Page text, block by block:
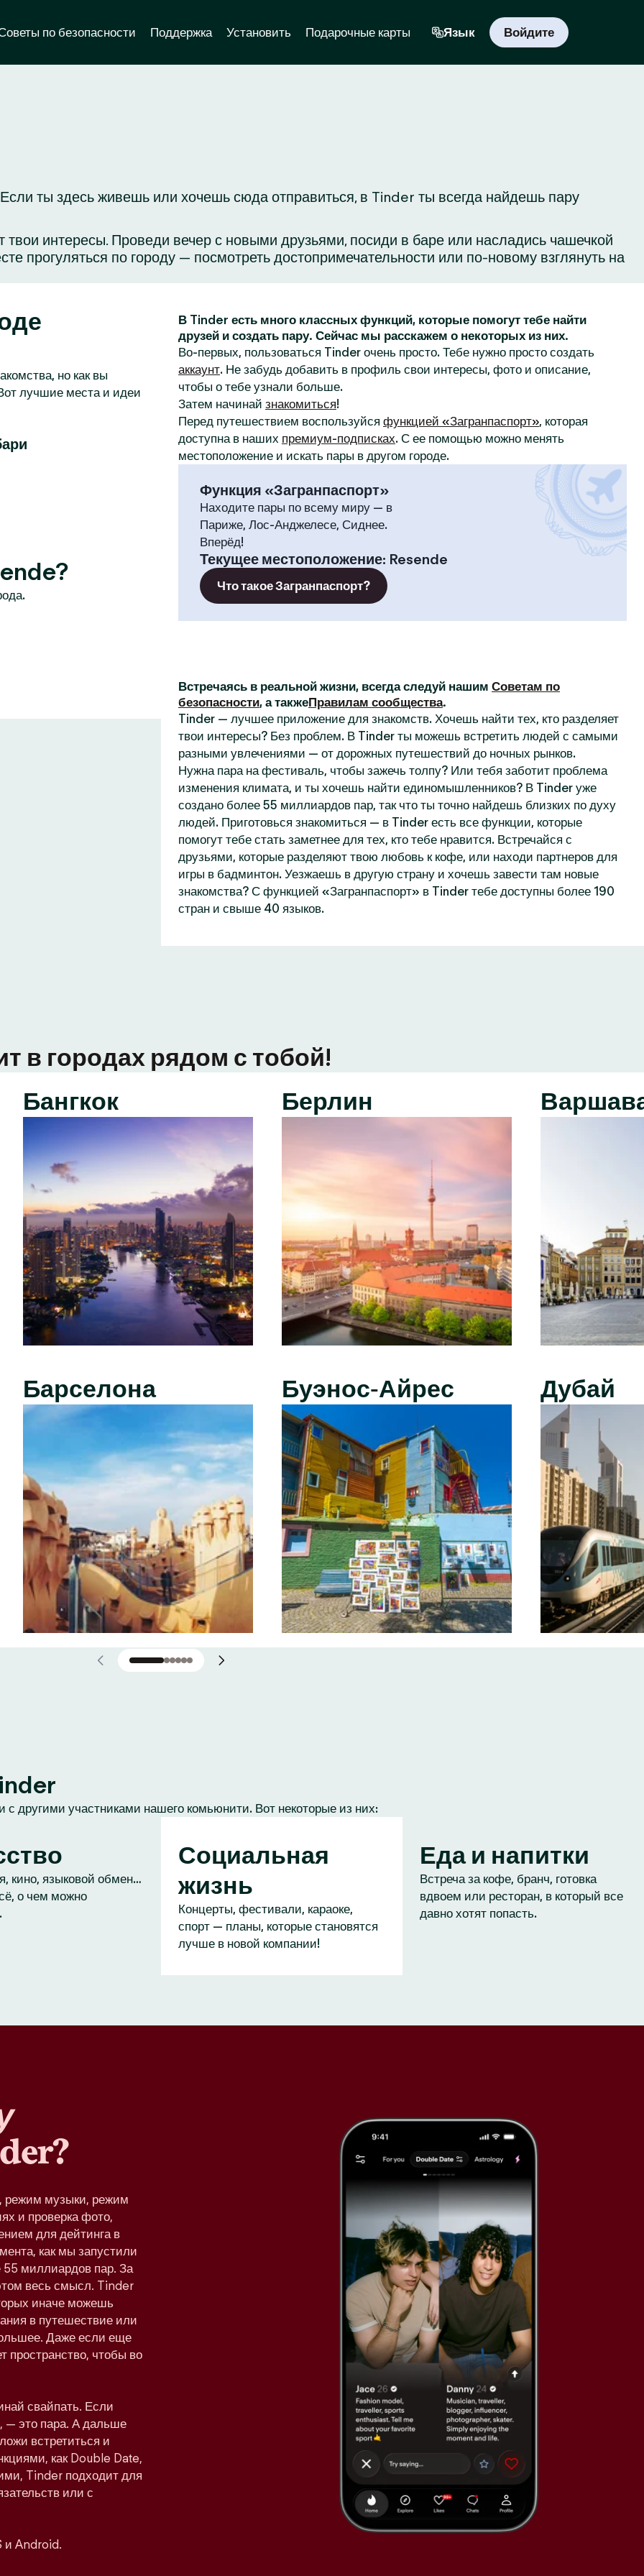
по безопасности Поддержка Установить Подарочные карты Язык Войдите
ты здесь живешь или хочешь сюда отправиться, в Tinder ты всегда найдешь пару
твои интересы. Проведи вечер с новыми друзьями, посиди в баре или насладись чашечкой
прогуляться по городу — посмотреть достопримечательности или по-новому взглянуть на
но как вы
лучшие места и идеи
В Tinder есть много классных функций, которые помогут тебе найти
друзей и создать пару. Сейчас мы расскажем о некоторых из них.
Во-первых, пользоваться Tinder очень просто. Тебе нужно просто создать
аккаунт. Не забудь добавить в профиль свои интересы, фото и описание,
чтобы о тебе узнали больше.
Затем начинай знакомиться!
Перед путешествием воспользуйся функцией «Загранпаспорт», которая
доступна в наших премиум-подписках. С ее помощью можно менять
местоположение и искать пары в другом городе.
Функция «Загранпаспорт»
Находите пары по всему миру — в
Париже, Лос-Анджелесе, Сиднее.
Вперёд!
Текущее местоположение: Resende
Что такое Загранпаспорт?
Встречаясь в реальной жизни, всегда следуй нашим Советам по
безопасности, а такжеПравилам сообщества.
Tinder — лучшее приложение для знакомств. Хочешь найти тех, кто разделяет
твои интересы? Без проблем. В Tinder ты можешь встретить людей с самыми
разными увлечениями — от дорожных путешествий до ночных рынков.
Нужна пара на фестиваль, чтобы зажечь толпу? Или тебя заботит проблема
изменения климата, и ты хочешь найти единомышленников? В Tinder уже
создано более 55 миллиардов пар, так что ты точно найдешь близких по духу
людей. Приготовься знакомиться — в Tinder есть все функции, которые
помогут тебе стать заметнее для тех, кто тебе нравится. Встречайся с
друзьями, которые разделяют твою любовь к кофе, или находи партнеров для
игры в бадминтон. Уезжаешь в другую страну и хочешь завести там новые
знакомства? С функцией «Загранпаспорт» в Tinder тебе доступны более 190
стран и свыше 40 языков.
в городах рядом с тобой!
Бангкок
Барселона
Берлин
Буэнос-Айрес Дубай
другими участниками нашего комьюнити. Вот некоторые из них:
кино, языковой обмен…
о чем можно
Социальная
жизнь
Концерты, фестивали, караоке,
спорт — планы, которые становятся
лучше в новой компании!
Еда и напитки
Встреча за кофе, бранч, готовка
вдвоем или ресторан, в который все
давно хотят попасть.
режим музыки, режим
и проверка фото,
для дейтинга в
как мы запустили
55 миллиардов пар. За
весь смысл. Tinder
иначе можешь
в путешествие или
Даже если еще
чтобы во
свайпать. Если
— это пара. А дальше
встретиться и
как Double Date,
Tinder подходит для
или с
и Android.